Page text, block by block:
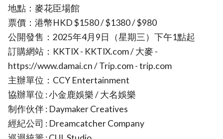
地點：麥花臣場館
票價：港幣HKD $1580 / $1380 / $980
公開發售：2025年4月9日（星期三）下午1點起
訂購網站：KKTIX - KKTIX.com / 大麥 -
https://www.damai.cn / Trip.com - trip.com
主辦單位：CCY Entertainment
協辦單位 : 小金鹿娛樂 / 大名娛樂
制作伙伴 : Daymaker Creatives
經紀公司 : Dreamcatcher Company